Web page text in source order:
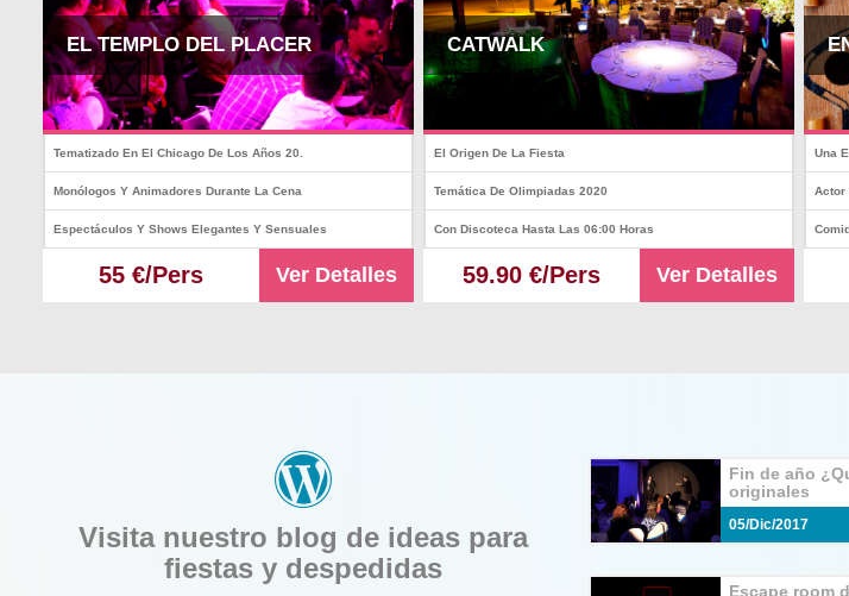
EL TEMPLO DEL PLACER
Tematizado En El Chicago De Los Años 20.
Monólogos Y Animadores Durante La Cena
Espectáculos Y Shows Elegantes Y Sensuales
55 €/Pers Ver Detalles
CATWALK
El Origen De La Fiesta
Temática De Olimpiadas 2020
Con Discoteca Hasta Las 06:00 Horas
59.90 €/Pers Ver Detalles
Una
Actor
Visita nuestro blog de ideas para
fiestas y despedidas
Fin de año
originales
05/Dic/2017
Escape room